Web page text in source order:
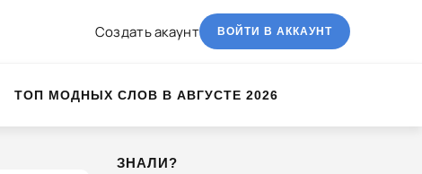
Создать акаунт ВОЙТИ В АККАУНТ
ТОП МОДНЫХ СЛОВ В АВГУСТЕ 2026
ЗНАЛИ?